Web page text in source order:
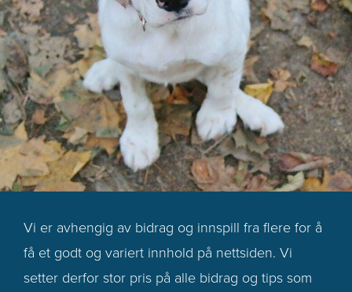
Vi er avhengig av bidrag og innspill fra flere for å
få et godt og variert innhold på nettsiden. Vi
setter derfor stor pris på alle bidrag og tips som